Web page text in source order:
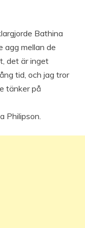
Bathina
agg mellan de
det är inget
tid, och jag tror
tänker på
Philipson.